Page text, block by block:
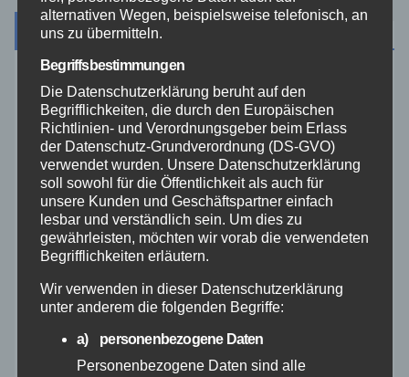
Archiv
August 2026
Juli 2026
Juni 2026
Mai 2026
April 2026
alternativen Wegen, beispielsweise telefonisch, an
uns zu übermitteln.
Begriffsbestimmungen
Die Datenschutzerklärung beruht auf den
Begrifflichkeiten, die durch den Europäischen
Richtlinien- und Verordnungsgeber beim Erlass
der Datenschutz-Grundverordnung (DS-GVO)
verwendet wurden. Unsere Datenschutzerklärung
soll sowohl für die Öffentlichkeit als auch für
unsere Kunden und Geschäftspartner einfach
lesbar und verständlich sein. Um dies zu
gewährleisten, möchten wir vorab die verwendeten
Begrifflichkeiten erläutern.
Wir verwenden in dieser Datenschutzerklärung
unter anderem die folgenden Begriffe:
a) personenbezogene Daten
Personenbezogene Daten sind alle